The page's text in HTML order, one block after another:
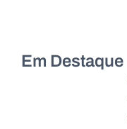
Em Destaque